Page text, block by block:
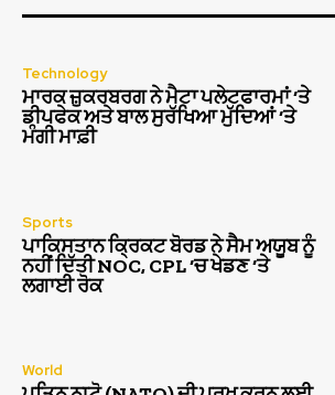
Technology
ਮਾਰਕ ਜ਼ੁਕਰਬਰਗ ਨੇ ਮੈਟਾ ਪਲੇਟਫਾਰਮਾਂ ‘ਤੇ
ਡੀਪਫੇਕ ਅਤੇ ਬਾਲ ਸੁਰੱਖਿਆ ਮੁੱਦਿਆਂ ‘ਤੇ
ਮੰਗੀ ਮਾਫ਼ੀ
Sports
ਪਾਕਿਸਤਾਨ ਕ੍ਰਿਕਟ ਬੋਰਡ ਨੇ ਸੈਮ ਅਯੂਬ ਨੂੰ
ਨਹੀਂ ਦਿੱਤੀ NOC, CPL ‘ਚ ਖੇਡਣ ‘ਤੇ
ਲਗਾਈ ਰੋਕ
World